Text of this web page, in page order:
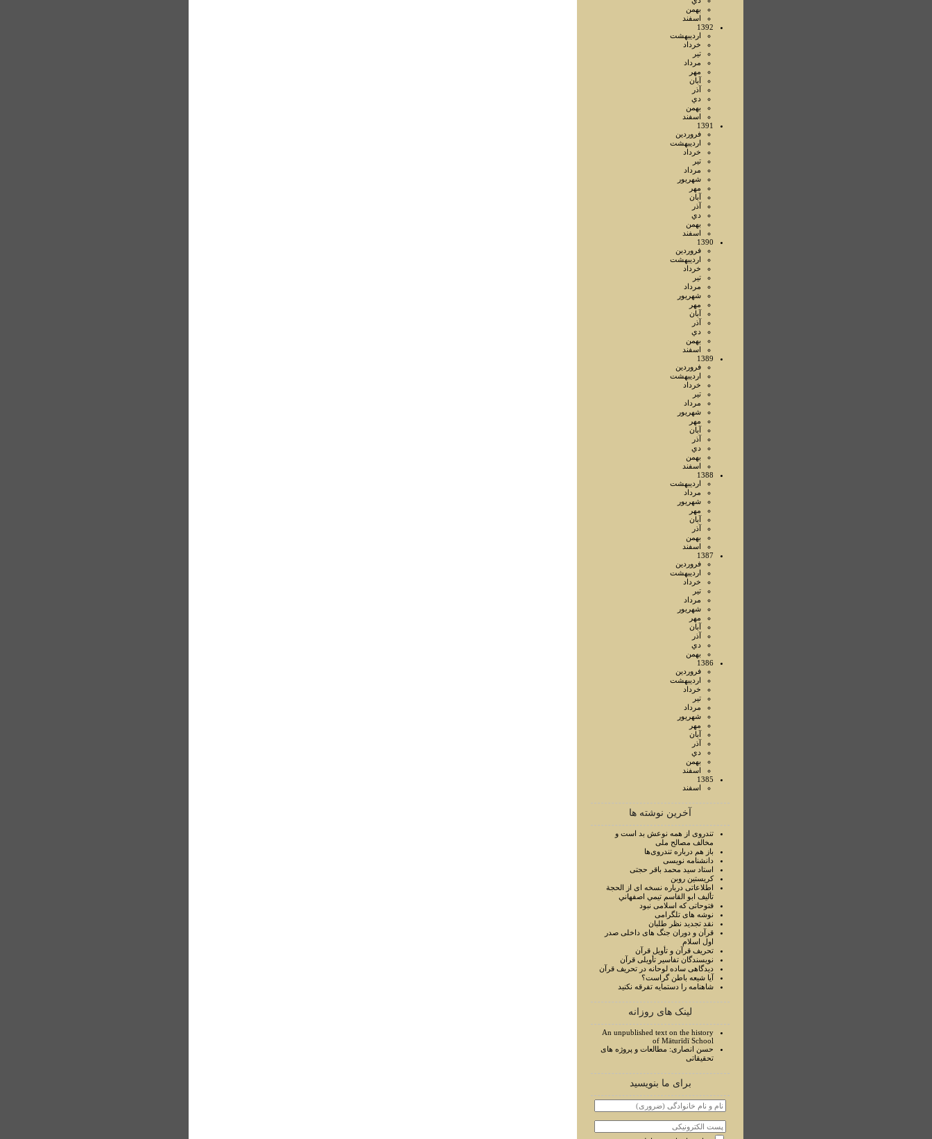
بهمن
اسفند
1392
ارديبهشت
خرداد
تير
مرداد
مهر
آبان
آذر
دي
بهمن
اسفند
1391
فروردين
ارديبهشت
خرداد
تير
مرداد
شهريور
مهر
آبان
آذر
دي
بهمن
اسفند
1390
فروردين
ارديبهشت
خرداد
تير
مرداد
شهريور
مهر
آبان
آذر
دي
بهمن
اسفند
1389
فروردين
ارديبهشت
خرداد
تير
مرداد
شهريور
مهر
آبان
آذر
دي
بهمن
اسفند
1388
ارديبهشت
مرداد
شهريور
مهر
آبان
آذر
بهمن
اسفند
1387
فروردين
ارديبهشت
خرداد
تير
مرداد
شهريور
مهر
آبان
آذر
دي
بهمن
1386
فروردين
ارديبهشت
خرداد
تير
مرداد
شهريور
مهر
آبان
آذر
دي
بهمن
اسفند
1385
اسفند
آخرین نوشته ها
تندروی از همه نوعش بد است و
مخالف مصالح ملی
باز هم درباره تندروی‌ها
دانشنامه نویسی
استاد سيد محمد باقر حجتی
کریستین روبن
اطلاعاتی درباره نسخه ای از الحجة
تأليف ابو القاسم تيمي اصفهاني
فتوحاتی که اسلامی نبود
نوشه های تلگرامی
نقد تجدید نظر طلبان
قرآن و دوران جنگ های داخلی صدر
اول اسلام
تحريف قرآن و تأويل قرآن
نويسندگان تفاسير تأويلی قرآن
ديدگاهی ساده لوحانه در تحريف قرآن
آيا شيعه باطن گراست؟
شاهنامه را دستمايه تفرقه نکنيد
لینک های روزانه
An unpublished text on the history
of Māturīdī School
حسن انصاری: مطالعات و پروژه های
تحقیقاتی
برای ما بنویسید